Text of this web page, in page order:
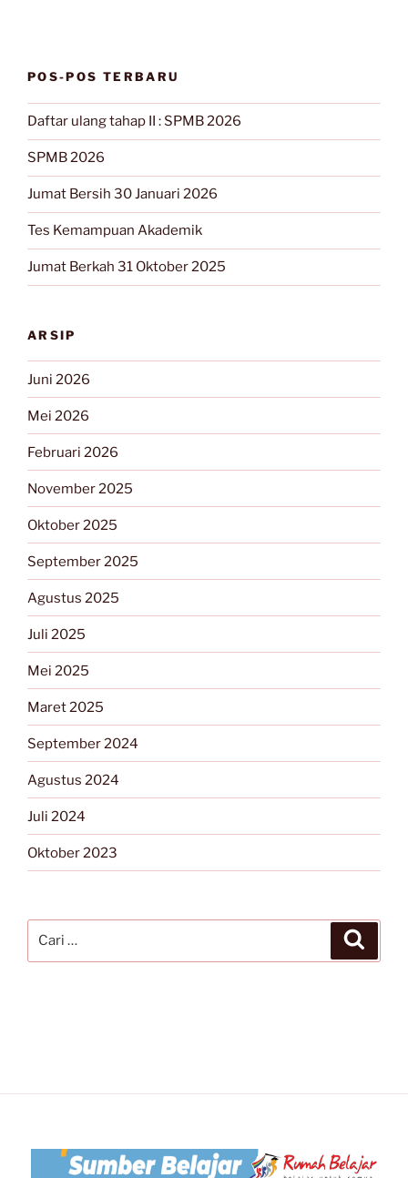
POS-POS TERBARU
Daftar ulang tahap II : SPMB 2026
SPMB 2026
Jumat Bersih 30 Januari 2026
Tes Kemampuan Akademik
Jumat Berkah 31 Oktober 2025
ARSIP
Juni 2026
Mei 2026
Februari 2026
November 2025
Oktober 2025
September 2025
Agustus 2025
Juli 2025
Mei 2025
Maret 2025
September 2024
Agustus 2024
Juli 2024
Oktober 2023
untuk: